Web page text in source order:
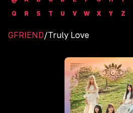
Q
R S T U V W X Y Z
GFRIEND/Truly Love